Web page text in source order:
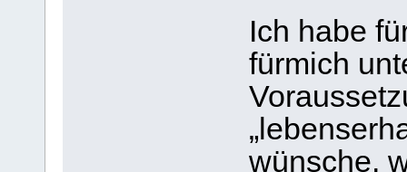
Ich habe
fürmich
wünsche,